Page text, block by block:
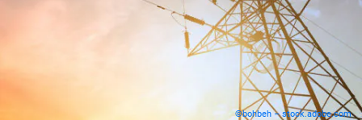
©bohbeh – stock.adobe.com